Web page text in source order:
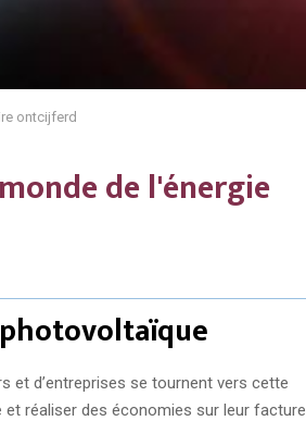
ontcijferd
de l'énergie
et d’entreprises se tournent vers cette
et réaliser des économies sur leur facture